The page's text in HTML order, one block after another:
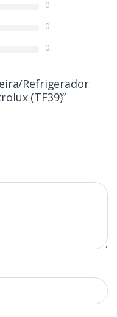
0
0
0
Refrigerador
(TF39)”